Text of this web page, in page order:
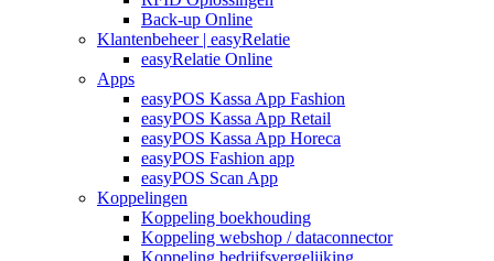
Back-up Online
Klantenbeheer | easyRelatie
easyRelatie Online
Apps
easyPOS Kassa App Fashion
easyPOS Kassa App Retail
easyPOS Kassa App Horeca
easyPOS Fashion app
easyPOS Scan App
Koppelingen
Koppeling boekhouding
Koppeling webshop / dataconnector
Koppeling bedrijfsvergelijking